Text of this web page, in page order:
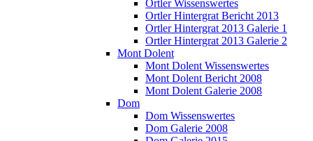
Ortler Wissenswertes
Ortler Hintergrat Bericht 2013
Ortler Hintergrat 2013 Galerie 1
Ortler Hintergrat 2013 Galerie 2
Mont Dolent
Mont Dolent Wissenswertes
Mont Dolent Bericht 2008
Mont Dolent Galerie 2008
Dom
Dom Wissenswertes
Dom Galerie 2008